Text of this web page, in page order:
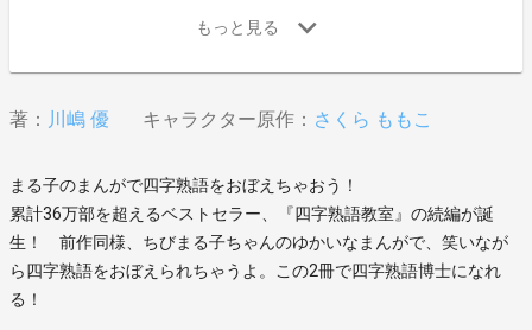
著： 川嶋 優 キャラクター原作： さくら ももこ
まる子のまんがで四字熟語をおぼえちゃおう！
累計36万部を超えるベストセラー、『四字熟語教室』の続編が誕
生！ 前作同様、ちびまる子ちゃんのゆかいなまんがで、笑いなが
ら四字熟語をおぼえられちゃうよ。この2冊で四字熟語博士になれ
る！